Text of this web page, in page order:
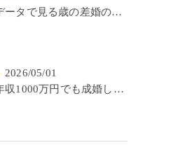
データで見る歳の差婚の確率の低さ。
2026/05/01
年収1000万円でも成婚しやすいとは限らない? 「年収帯別の成婚率」のリアル